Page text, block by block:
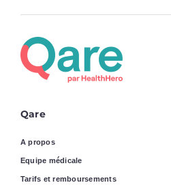
Qare
A propos
Equipe médicale
Tarifs et remboursements